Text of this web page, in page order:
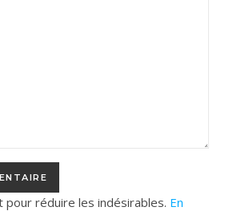
pour réduire les indésirables. En